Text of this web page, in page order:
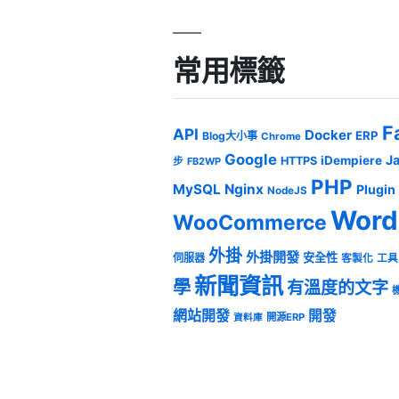
常用標籤
API Blog大小事 Chrome Docker ERP
步 FB2WP Google HTTPS iDempiere
MySQL Nginx NodeJS PHP Plugin
WooCommerce
伺服器 外掛 外掛開發 安全性 客製化 工具
學 新聞資訊有溫度的文字
網站開發 資料庫 開源ERP 開發